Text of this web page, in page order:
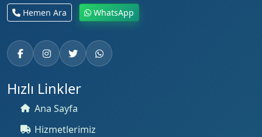
Hemen Ara WhatsApp
Hızlı Linkler
Ana Sayfa
Hizmetlerimiz